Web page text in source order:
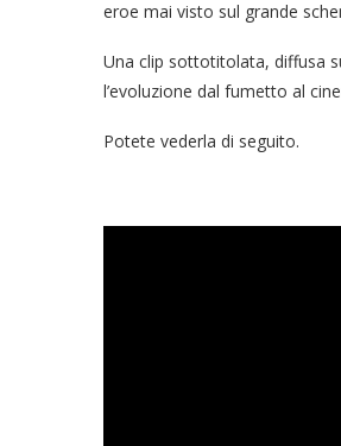
eroe mai visto sul grande
Una clip sottotitolata, diffusa
l’evoluzione dal fumetto al
Potete vederla di seguito.